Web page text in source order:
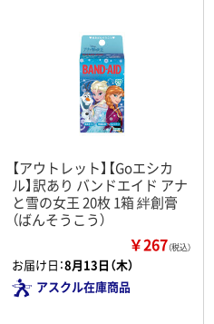
【アウトレット】【Goエシカ
ル】訳あり バンドエイド アナ
と雪の女王 20枚 1箱 絆創膏
（ばんそうこう）
￥267（税込）
お届け日：8月13日（木）
アスクル在庫商品